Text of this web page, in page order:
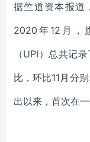
据竺道资本报道
2020年12月，
（UPI）总共记
比，环比11月分
出以来，首次在